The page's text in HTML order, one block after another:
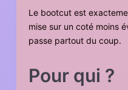
Le bootcut est
mise sur un coté moins
passe partout du coup.
Pour qui ?